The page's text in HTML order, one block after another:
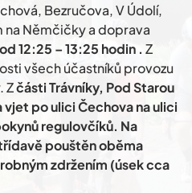
Bezručova, V Údolí,
na Němčičky a doprava
od 12:25 – 13:25 hodin . Z
všech účastníků provozu
Zčásti Trávníky, Pod Starou
po ulici Čechova na ulici
regulovčíků. Na
pouštěn oběma
zdržením (úsek cca